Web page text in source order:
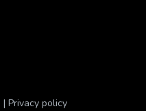
Privacy policy